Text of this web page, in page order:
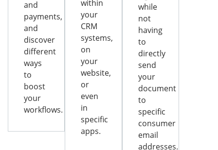
and
payments,
and
discover
different
ways
to
boost
your
workflows.
within
your
CRM
systems,
on
your
website,
or
even
in
specific
apps.
while
not
having
to
directly
send
your
document
to
specific
consumer
email
addresses.